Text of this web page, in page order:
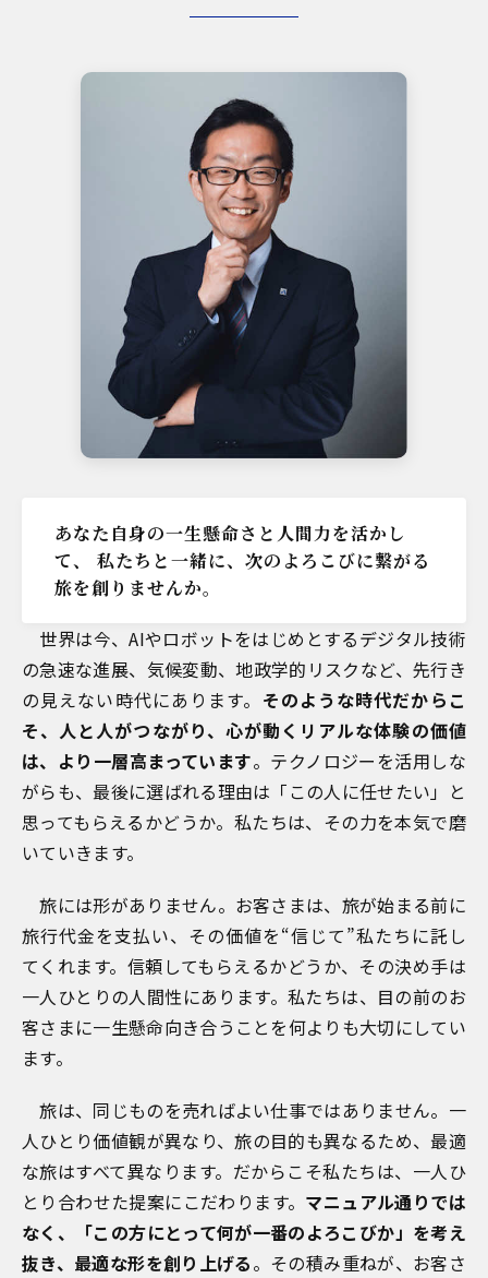
あなた自身の一生懸命さと人間力を活かし
て、
私たちと一緒に、次のよろこびに繋がる
旅を創りませんか。
世界は今、AIやロボットをはじめとするデジタル技術
の急速な進展、気候変動、地政学的リスクなど、先行き
の見えない時代にあります。 そのような時代だからこ
そ、人と人がつながり、心が動くリアルな体験の価値
は、より一層高まっています。テクノロジーを活用しな
がらも、最後に選ばれる理由は「この人に任せたい」と
思ってもらえるかどうか。私たちは、その力を本気で磨
いていきます。
旅には形がありません。お客さまは、旅が始まる前に
旅行代金を支払い、その価値を“信じて”私たちに託し
てくれます。信頼してもらえるかどうか、その決め手は
一人ひとりの人間性にあります。私たちは、目の前のお
客さまに一生懸命向き合うことを何よりも大切にしてい
ます。
旅は、同じものを売ればよい仕事ではありません。一
人ひとり価値観が異なり、旅の目的も異なるため、最適
な旅はすべて異なります。だからこそ私たちは、一人ひ
とり合わせた提案にこだわります。 マニュアル通りでは
なく、「この方にとって何が一番のよろこびか」を考え
抜き、最適な形を創り上げる。その積み重ねが、お客さ